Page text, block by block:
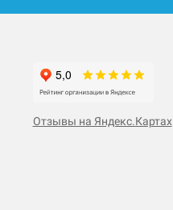
Отзывы на Яндекс.Картах